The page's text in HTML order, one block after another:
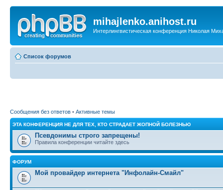
mihajlenko.anihost.ru
Интерлингвистическая конференция Николая
Список форумов
Сообщения без ответов • Активные темы
ЭТА КОНФЕРЕНЦИЯ НЕ ДЛЯ ТЕХ, КТО СТРАДАЕТ ЖОПНОЙ БОЛЕЗНЬЮ
Псевдонимы строго запрещены!
Правила конференции читайте здесь
ФОРУМ
Мой провайдер интернета "Инфолайн-Смайл"